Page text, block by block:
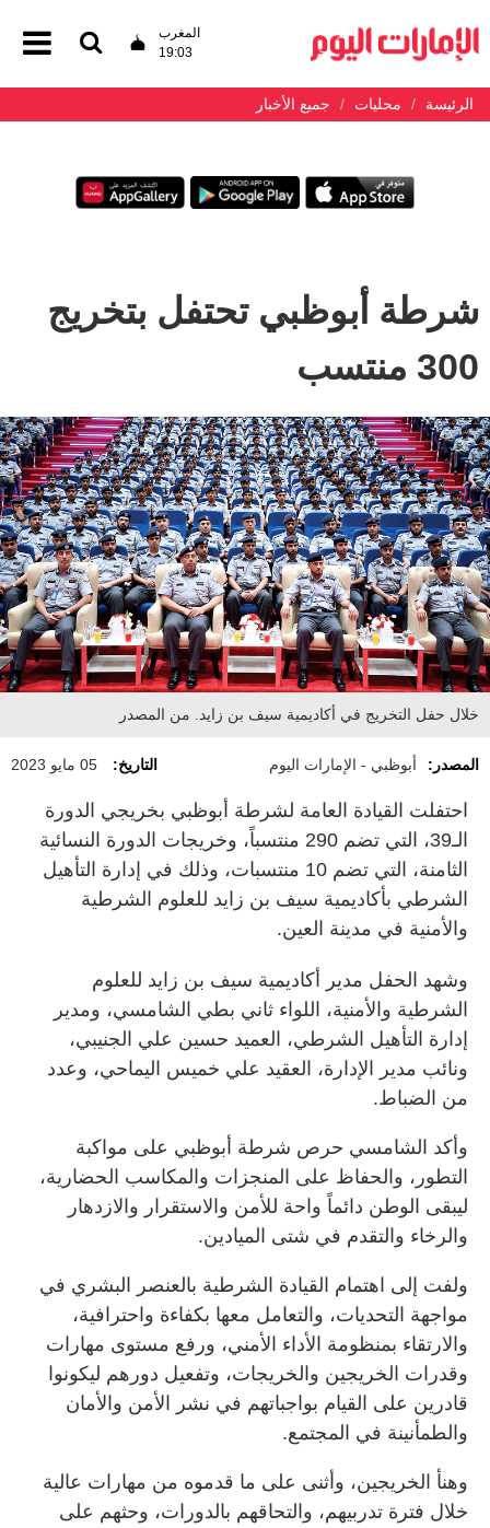
المغرب
19:03
الرئيسة محليات جميع الأخبار
شرطة أبوظبي تحتفل بتخريج
300 منتسب
خلال حفل التخريج في أكاديمية سيف بن زايد. من المصدر
المصدر: أبوظبي - الإمارات اليوم التاريخ: 05 مايو 2023
احتفلت القيادة العامة لشرطة أبوظبي بخريجي الدورة
الـ39، التي تضم 290 منتسباً، وخريجات الدورة النسائية
الثامنة، التي تضم 10 منتسبات، وذلك في إدارة التأهيل
الشرطي بأكاديمية سيف بن زايد للعلوم الشرطية
والأمنية في مدينة العين.
وشهد الحفل مدير أكاديمية سيف بن زايد للعلوم
الشرطية والأمنية، اللواء ثاني بطي الشامسي، ومدير
إدارة التأهيل الشرطي، العميد حسين علي الجنيبي،
ونائب مدير الإدارة، العقيد علي خميس اليماحي، وعدد
من الضباط.
وأكد الشامسي حرص شرطة أبوظبي على مواكبة
التطور، والحفاظ على المنجزات والمكاسب الحضارية،
ليبقى الوطن دائماً واحة للأمن والاستقرار والازدهار
والرخاء والتقدم في شتى الميادين.
ولفت إلى اهتمام القيادة الشرطية بالعنصر البشري في
مواجهة التحديات، والتعامل معها بكفاءة واحترافية،
والارتقاء بمنظومة الأداء الأمني، ورفع مستوى مهارات
وقدرات الخريجين والخريجات، وتفعيل دورهم ليكونوا
قادرين على القيام بواجباتهم في نشر الأمن والأمان
والطمأنينة في المجتمع.
وهنأ الخريجين، وأثنى على ما قدموه من مهارات عالية
خلال فترة تدربيهم، والتحاقهم بالدورات، وحثهم على